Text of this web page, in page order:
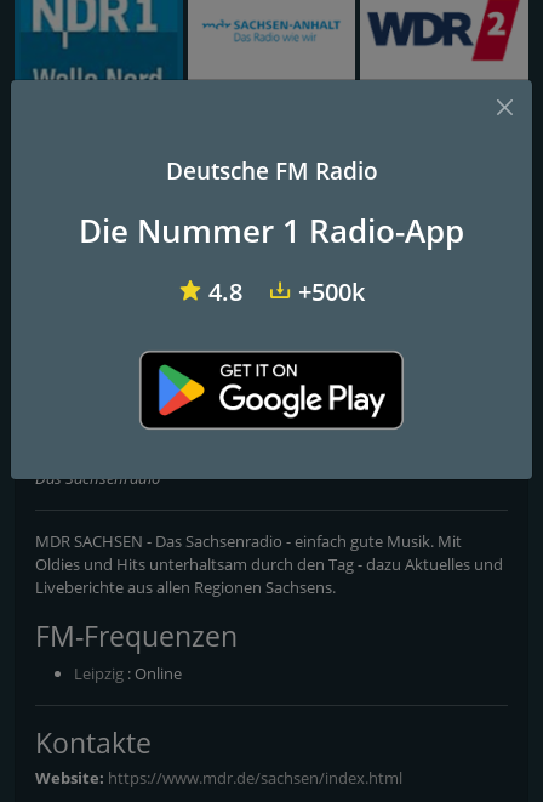
Radio Regenbogen WDR 2 Rheinland Bayern 2
MDR SACHSEN Leipzig
Das Sachsenradio
MDR SACHSEN - Das Sachsenradio - einfach gute Musik. Mit
Oldies und Hits unterhaltsam durch den Tag - dazu Aktuelles und
Liveberichte aus allen Regionen Sachsens.
FM-Frequenzen
Leipzig : Online
Kontakte
Website: https://www.mdr.de/sachsen/index.html
Deutsche FM Radio
Die Nummer 1 Radio-App
4.8 +500k